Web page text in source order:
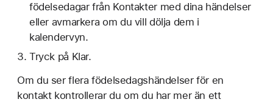
födelsedagar från Kontakter med dina händelser
eller avmarkera om du vill dölja dem i
kalendervyn.
Tryck på Klar.
Om du ser flera födelsedagshändelser för en
kontakt kontrollerar du om du har mer än ett